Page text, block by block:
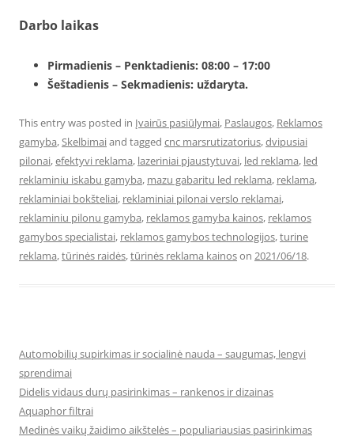
Darbo laikas
Pirmadienis – Penktadienis: 08:00 – 17:00
Šeštadienis – Sekmadienis: uždaryta.
This entry was posted in Įvairūs pasiūlymai, Paslaugos, Reklamos
gamyba,Skelbimaiand tagged cnc marsrutizatorius,dvipusiai
pilonai,efektyvi reklama, lazeriniai pjaustytuvai, led reklama, led
reklaminiu iskabu gamyba, mazu gabaritu led reklama, reklama,
reklaminiai bokšteliai, reklaminiai pilonai verslo reklamai,
reklaminiu pilonu gamyba, reklamos gamyba kainos, reklamos
gamybos specialistai, reklamos gamybos technologijos,turine
reklama,tūrinės raidės,tūrinės reklama kainoson 2021/06/18.
Automobilių supirkimas ir socialinė nauda – saugumas, lengvi
sprendimai
Didelis vidaus durų pasirinkimas – rankenos ir dizainas
Aquaphor filtrai
Medinės vaikų žaidimo aikštelės – populiariausias pasirinkimas